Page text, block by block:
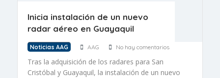
Inicia instalación de un nuevo
radar aéreo en Guayaquil
Noticias AAG AAG No hay comentarios
Tras la adquisición de los radares para San
Cristóbal y Guayaquil, la instalación de un nuevo